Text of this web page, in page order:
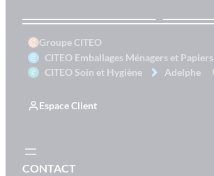
Groupe CITEO
CITEO Emballages Ménagers et Papiers
CITEO Soin et Hygiène
Adelphe
Espace Client
CONTACT